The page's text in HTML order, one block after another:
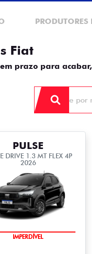
PRODUTORES
Fiat
prazo para
PULSE
DRIVE 1.3 MT FLEX 4P
2026
IMPERDÍVEL